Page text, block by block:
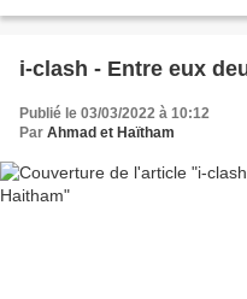
i-clash - Entre eux
Publié le 03/03/2022 à 10:12
Par Ahmad et Haïtham